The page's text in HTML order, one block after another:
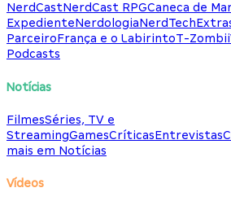
NerdCastNerdCast RPGCaneca de
ExpedienteNerdologiaNerdTech
ParceiroFrança e o LabirintoT-Zombii
Podcasts
Notícias
FilmesSéries, TV e
StreamingGamesCríticasEntrevistas
mais em Notícias
Vídeos